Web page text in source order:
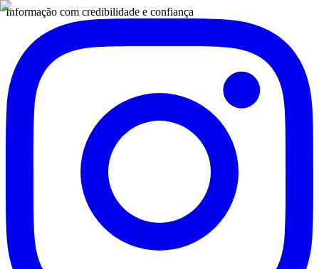
Informação com credibilidade e confiança